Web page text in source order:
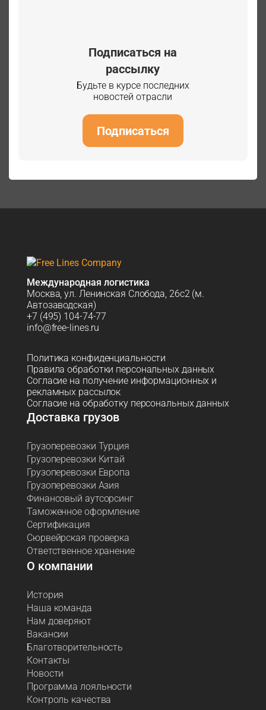
Подписаться на
рассылку
Будьте в курсе последних
новостей отрасли
Подписаться
Международная логистика
Москва, ул. Ленинская Слобода, 26с2 (м.
Автозаводская)
+7 (495) 104-74-77
info@free-lines.ru
Политика конфиденциальности
Правила обработки персональных данных
Согласие на получение информационных и
рекламных рассылок
Согласие на обработку персональных данных
Доставка грузов
Грузоперевозки Турция
Грузоперевозки Китай
Грузоперевозки Европа
Грузоперевозки Азия
Финансовый аутсорсинг
Таможенное оформление
Сертификация
Сюрвейрская проверка
Ответственное хранение
О компании
История
Наша команда
Нам доверяют
Вакансии
Благотворительность
Контакты
Новости
Программа лояльности
Контроль качества